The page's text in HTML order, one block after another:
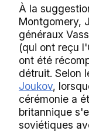
À la
Montgomery,
généraux
(qui ont reçu
ont été
détruit. Selon
Joukov,
cérémonie a
britannique
soviétiques